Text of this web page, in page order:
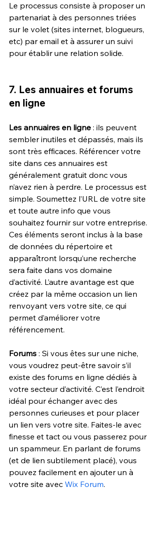
Le processus consiste à proposer un
partenariat à des personnes triées
sur le volet (sites internet, blogueurs,
etc) par email et à assurer un suivi
pour établir une relation solide.
7. Les annuaires et forums
en ligne
Les annuaires en ligne : ils peuvent
sembler inutiles et dépassés, mais ils
sont très efficaces. Référencer votre
site dans ces annuaires est
généralement gratuit donc vous
n’avez rien à perdre. Le processus est
simple. Soumettez l’URL de votre site
et toute autre info que vous
souhaitez fournir sur votre entreprise.
Ces éléments seront inclus à la base
de données du répertoire et
apparaîtront lorsqu’une recherche
sera faite dans vos domaine
d’activité. L’autre avantage est que
créez par la même occasion un lien
renvoyant vers votre site, ce qui
permet d’améliorer votre
référencement.
Forums : Si vous êtes sur une niche,
vous voudrez peut-être savoir s’il
existe des forums en ligne dédiés à
votre secteur d’activité. C’est l’endroit
idéal pour échanger avec des
personnes curieuses et pour placer
un lien vers votre site. Faites-le avec
finesse et tact ou vous passerez pour
un spammeur. En parlant de forums
(et de lien subtilement placé), vous
pouvez facilement en ajouter un à
votre site avec Wix Forum.